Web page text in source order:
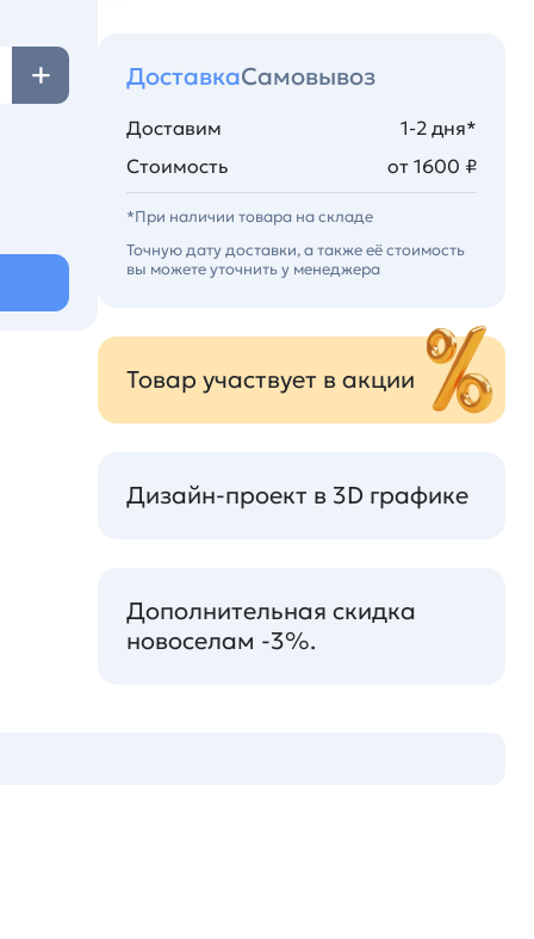
ДоставкаСамовывоз
Доставим
1-2 дня*
Стоимость
от 1600 ₽
*При наличии товара на складе
Точную дату доставки, а также её стоимость
вы можете уточнить у менеджера
Товар участвует в акции
Дизайн-проект в 3D графике
Дополнительная скидка
новоселам -3%.